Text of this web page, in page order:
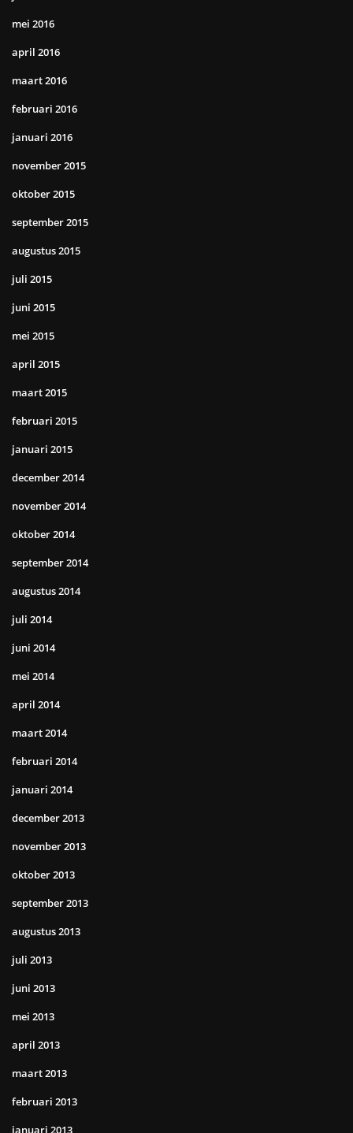
mei 2016
april 2016
maart 2016
februari 2016
januari 2016
november 2015
oktober 2015
september 2015
augustus 2015
juli 2015
juni 2015
mei 2015
april 2015
maart 2015
februari 2015
januari 2015
december 2014
november 2014
oktober 2014
september 2014
augustus 2014
juli 2014
juni 2014
mei 2014
april 2014
maart 2014
februari 2014
januari 2014
december 2013
november 2013
oktober 2013
september 2013
augustus 2013
juli 2013
juni 2013
mei 2013
april 2013
maart 2013
februari 2013